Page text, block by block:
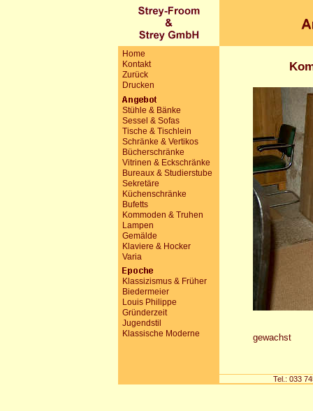
Home
Kontakt
Zurück
Drucken
Stühle & Bänke
Sessel & Sofas
Tische & Tischlein
Schränke & Vertikos
Bücherschränke
Vitrinen & Eckschränke
Bureaux & Studierstube
Sekretäre
Küchenschränke
Bufetts
Kommoden & Truhen
Lampen
Gemälde
Klaviere & Hocker
Varia
Klassizismus & Früher
Biedermeier
Louis Philippe
Gründerzeit
Jugendstil
Klassische Moderne
gewachst
Tel.: 033